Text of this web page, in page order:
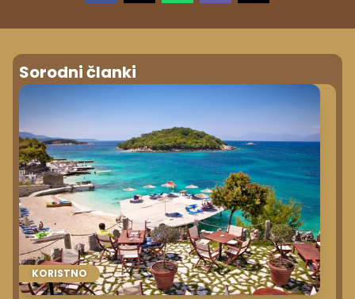
Sorodni članki
KORISTNO